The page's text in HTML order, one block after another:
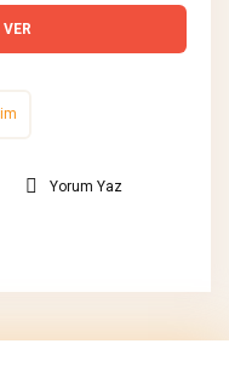
Yorum Yaz